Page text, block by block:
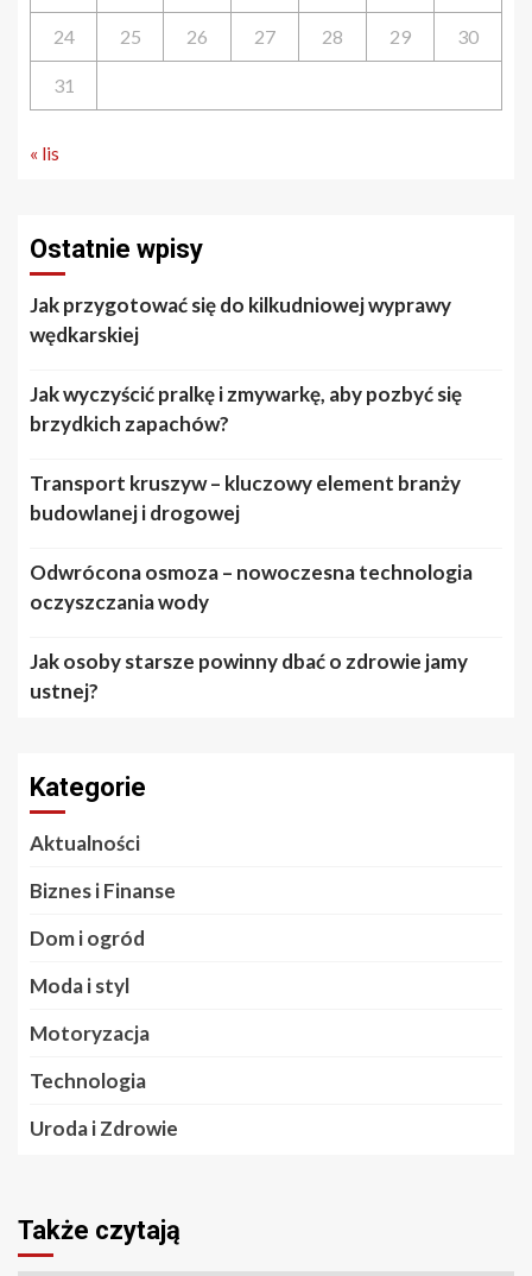
24 25 26 27 28 29 30
31
« lis
Ostatnie wpisy
Jak przygotować się do kilkudniowej wyprawy
wędkarskiej
Jak wyczyścić pralkę i zmywarkę, aby pozbyć się
brzydkich zapachów?
Transport kruszyw – kluczowy element branży
budowlanej i drogowej
Odwrócona osmoza – nowoczesna technologia
oczyszczania wody
Jak osoby starsze powinny dbać o zdrowie jamy
ustnej?
Kategorie
Aktualności
Biznes i Finanse
Dom i ogród
Moda i styl
Motoryzacja
Technologia
Uroda i Zdrowie
Także czytają